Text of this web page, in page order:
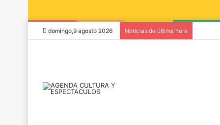
domingo,9 agosto 2026 Noticias de última hora